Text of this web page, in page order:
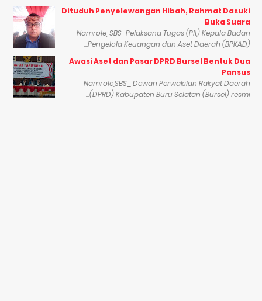
Dituduh Penyelewangan Hibah, Rahmat Dasuki
Buka Suara
Namrole, SBS_Pelaksana Tugas (Plt) Kepala Badan
Pengelola Keuangan dan Aset Daerah (BPKAD)...
Awasi Aset dan Pasar DPRD Bursel Bentuk Dua
Pansus
Namrole,SBS_ Dewan Perwakilan Rakyat Daerah
(DPRD) Kabupaten Buru Selatan (Bursel) resmi...